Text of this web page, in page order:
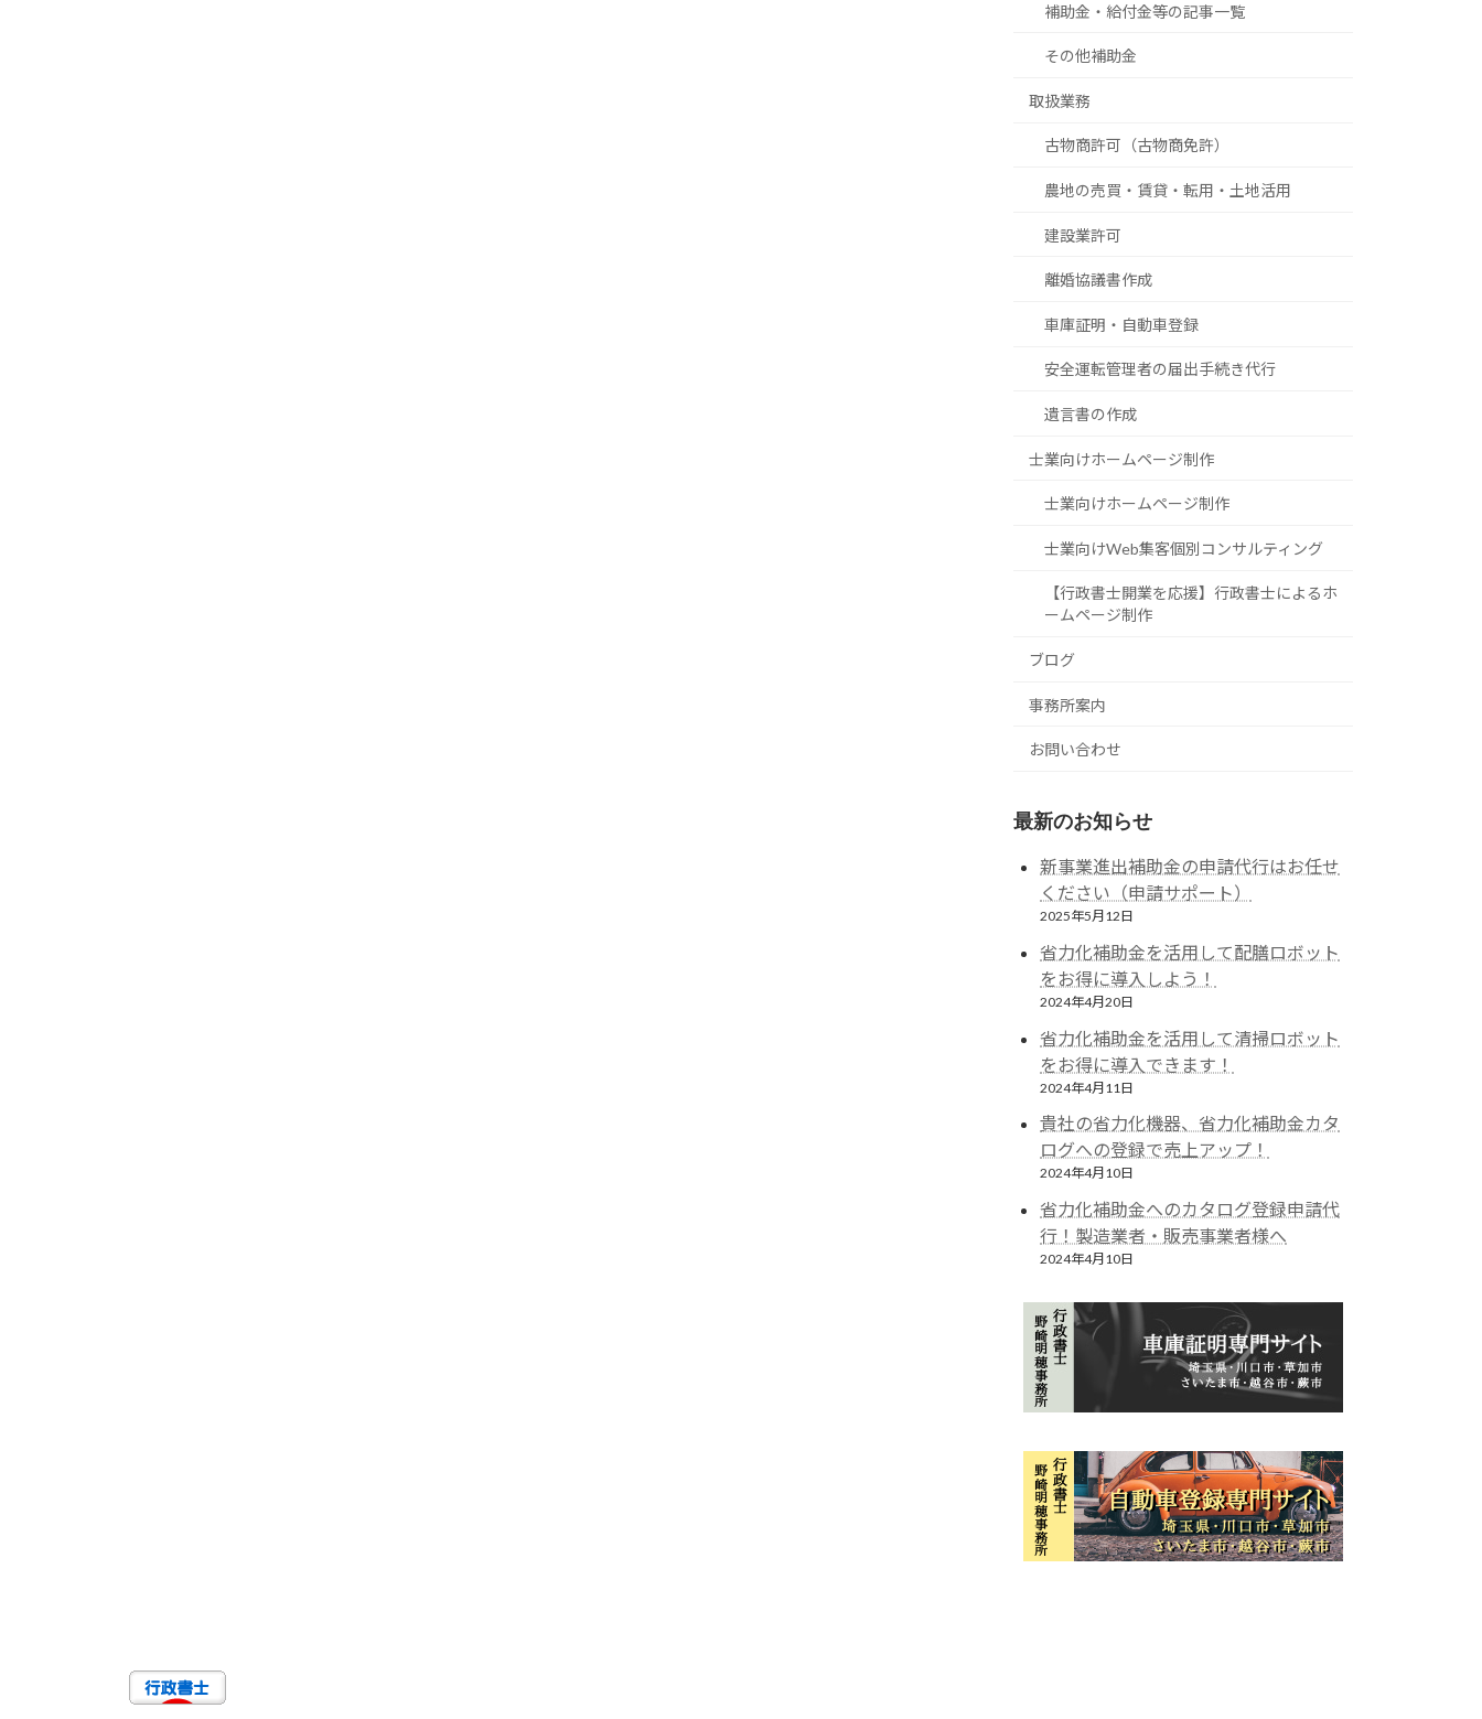
補助金・給付金等の記事一覧
その他補助金
取扱業務
古物商許可（古物商免許）
農地の売買・賃貸・転用・土地活用
建設業許可
離婚協議書作成
車庫証明・自動車登録
安全運転管理者の届出手続き代行
遺言書の作成
士業向けホームページ制作
士業向けホームページ制作
士業向けWeb集客個別コンサルティング
【行政書士開業を応援】行政書士によるホ
ームページ制作
ブログ
事務所案内
お問い合わせ
最新のお知らせ
新事業進出補助金の申請代行はお任せ
ください（申請サポート）
2025年5月12日
省力化補助金を活用して配膳ロボット
をお得に導入しよう！
2024年4月20日
省力化補助金を活用して清掃ロボット
をお得に導入できます！
2024年4月11日
貴社の省力化機器、省力化補助金カタ
ログへの登録で売上アップ！
2024年4月10日
省力化補助金へのカタログ登録申請代
行！製造業者・販売事業者様へ
2024年4月10日